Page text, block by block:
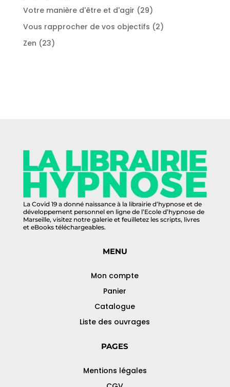
produit
Votre manière d'être et d'agir 2929
produits
Vous rapprocher de vos objectifs 22
Zen 2323
La Covid 19 a donné naissance à la librairie d’hypnose et de
développement personnel en ligne de l’Ecole d’hypnose de
Marseille, visitez notre galerie et feuilletez les scripts, livres
et eBooks téléchargeables.
MENU
Mon compte
Panier
Catalogue
Liste des ouvrages
PAGES
Mentions légales